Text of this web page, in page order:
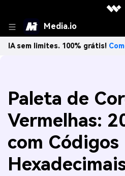
Media.io
limites. 100% grátis!Comece
Paleta de
Vermelhas:
com Códigos